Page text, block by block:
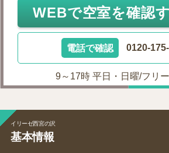
WEBで空室を確認
電話で確認 0120-
9～17時 平日・日曜/フリ
イリーゼ西宮の沢
基本情報